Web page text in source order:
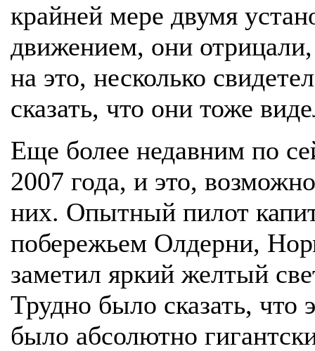
крайней мере двумя
движением, они
на это, несколько
сказать, что они тоже
Еще более недавним по
2007 года, и это,
них. Опытный пилот
побережьем Олдерни,
заметил яркий желтый
Трудно было сказать,
было абсолютно